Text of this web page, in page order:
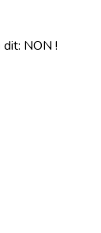
dit: NON !